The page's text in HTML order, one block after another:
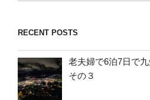
RECENT POSTS
老夫婦で6泊7日で
その３